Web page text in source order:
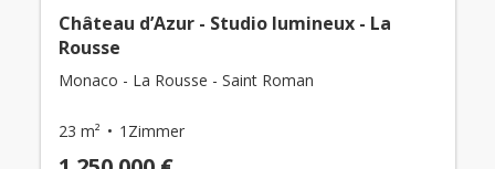
Château d’Azur - Studio lumineux - La
Rousse
Monaco - La Rousse - Saint Roman
23 m² 1Zimmer